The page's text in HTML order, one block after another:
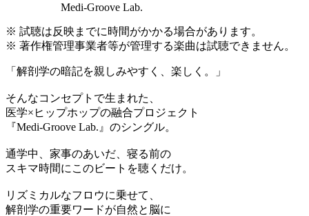
Medi-Groove Lab.
※ 試聴は反映までに時間がかかる場合があります。
※ 著作権管理事業者等が管理する楽曲は試聴できません。
「解剖学の暗記を親しみやすく、楽しく。」
そんなコンセプトで生まれた、
医学×ヒップホップの融合プロジェクト
『Medi-Groove Lab.』のシングル。
通学中、家事のあいだ、寝る前の
スキマ時間にこのビートを聴くだけ。
リズミカルなフロウに乗せて、
解剖学の重要ワードが自然と脳に